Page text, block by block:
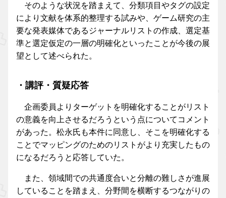
そのような状況を踏まえて、分類項目やタグの設定
により文献を体系的整理する試みや、ゲーム研究の主
要な発表媒体であるジャーナルリストの作成、選定基
準と選定仮定の一層の明確化といったことが今後の展
望として述べられた。
・講評・質疑応答
企画委員よりターゲットを明確化することがリスト
の意義を向上させるだろうという点についてコメント
があった。松永氏も本件に同意し、そこを明確化する
ことでマッピングのためのリストがより充実したもの
になるだろうと応答していた。
また、領域間での共通度合いと分離の難しさが進展
していることを踏まえ、分野間を横断するつながりの